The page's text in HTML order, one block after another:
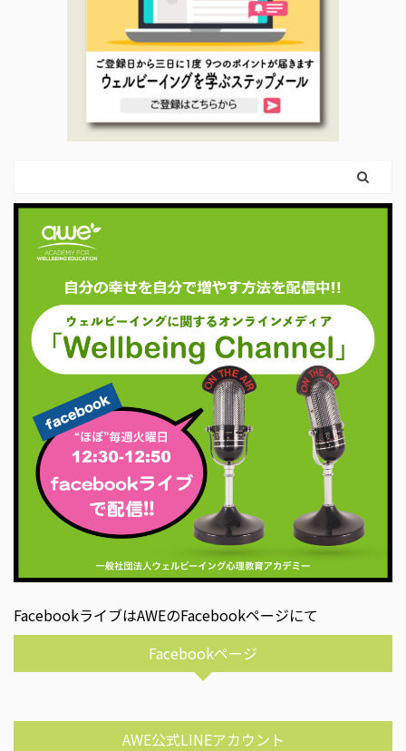
FacebookライブはAWEのFacebookページにて
Facebookページ
AWE公式LINEアカウント